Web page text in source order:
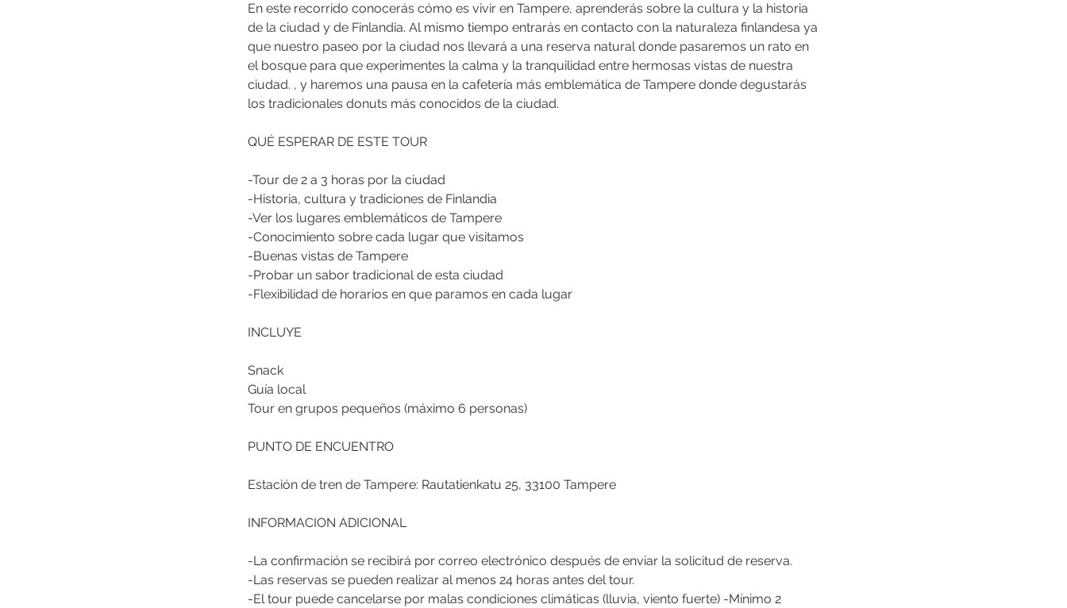
En este recorrido conocerás cómo es vivir en Tampere, aprenderás sobre la cultura y la historia
de la ciudad y de Finlandia. Al mismo tiempo entrarás en contacto con la naturaleza finlandesa ya
que nuestro paseo por la ciudad nos llevará a una reserva natural donde pasaremos un rato en
el bosque para que experimentes la calma y la tranquilidad entre hermosas vistas de nuestra
ciudad. , y haremos una pausa en la cafetería más emblemática de Tampere donde degustarás
los tradicionales donuts más conocidos de la ciudad.
QUÉ ESPERAR DE ESTE TOUR
-Tour de 2 a 3 horas por la ciudad
-Historia, cultura y tradiciones de Finlandia
-Ver los lugares emblemáticos de Tampere
-Conocimiento sobre cada lugar que visitamos
-Buenas vistas de Tampere
-Probar un sabor tradicional de esta ciudad
-Flexibilidad de horarios en que paramos en cada lugar
INCLUYE
Snack
Guía local
Tour en grupos pequeños (máximo 6 personas)
PUNTO DE ENCUENTRO
Estación de tren de Tampere: Rautatienkatu 25, 33100 Tampere
INFORMACION ADICIONAL
-La confirmación se recibirá por correo electrónico después de enviar la solicitud de reserva.
-Las reservas se pueden realizar al menos 24 horas antes del tour.
-El tour puede cancelarse por malas condiciones climáticas (lluvia, viento fuerte) -Mínimo 2